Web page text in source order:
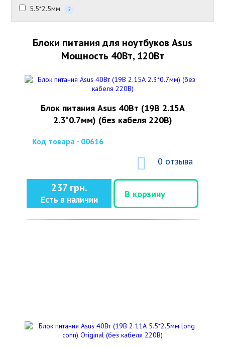
5.5*2.5мм 2
Блоки питания для ноутбуков Asus
Мощность 40Вт, 120Вт
Блок питания Asus 40Вт (19В 2.15А
2.3*0.7мм) (без кабеля 220В)
Код товара - 00616
0 отзыва
237 грн.
Есть в наличии
В корзину